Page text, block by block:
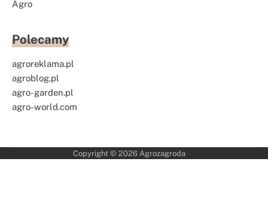
Agro
Polecamy
agroreklama.pl
agroblog.pl
agro-garden.pl
agro-world.com
Copyright © 2026 Agrozagroda